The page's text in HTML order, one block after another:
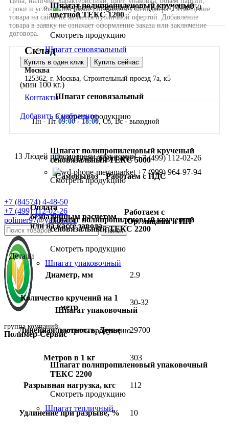
+7 (84574) 4-48-50
Склад
Москва
125362, г. Москва, Строительный проезд 7а, к5
Контакты
Пн - Пт09:00 - 18:00, Сб, Вс - выходной
+7 (499) 112-02-26
+7 (999) 964-97-94
+7 (84574) 4-48-50
+7 (499) 112-02-26
polimer97@yandex.ru
Поиск
группа компаний
Полимер-Сервис
Шпагат полипропиленовый крученый
цветной ТЕКС 1200
Смотреть продукцию
Шпагат сеновязальный
Шпагат сеновязальный
Смотреть продукцию
Шпагат полипропиленовый крученый
сеновязальный ТЕКС 5000
Смотреть продукцию
Шпагат полипропиленовый крученый
сеновязальный ТЕКС 2200
Смотреть продукцию
Шпагат упаковочный
Шпагат упаковочный
Смотреть продукцию
Шпагат полипропиленовый упаковочный
ТЕКС 2200
Смотреть продукцию
Шпагат тепличный
Купить в один клик Купить сейчас
(мин 100 кг.)
Добавить в избранное
13 Людей просмотрели этот товар!
Самовывоз Работаем с НДС
Оплата
безналичным расчетом
или на кассе завода
Работаем с
Юр. лицами и ИП
Детали
Диаметр, мм 2.9
Количество кручений на 1
метр
30-32
Линейная плотность, Денье 29700
Метров в 1 кг 303
Разрывная нагрузка, кгс 112
Удлинение при разрыве, % 10